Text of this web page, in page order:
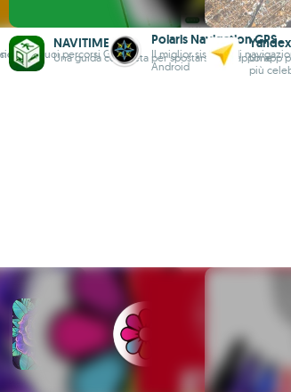
e
i tuoi percorsi GPS
NAVITIME
Una guida completa per spostarsi in Giappone
Polaris Navigation GPS
Il miglior sistema di
Android
Un'app
più